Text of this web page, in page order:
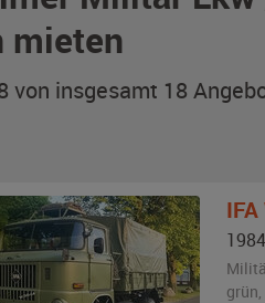
mieten
von insgesamt 18
IFA
1984
grün